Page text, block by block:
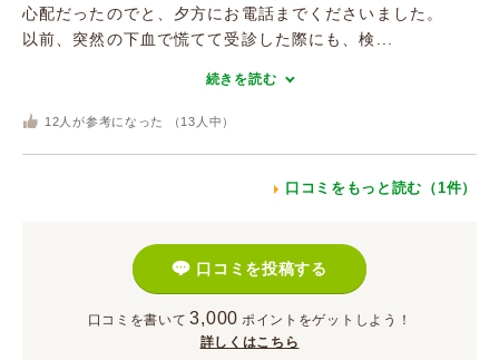
心配だったのでと、夕方にお電話までくださいました。
以前、突然の下血で慌てて受診した際にも、検...
続きを読む
12 人が参考になった （ 13 人中）
口コミをもっと読む（1件）
口コミを投稿する
口コミを書いて 3,000 ポイント をゲットしよう！
詳しくはこちら